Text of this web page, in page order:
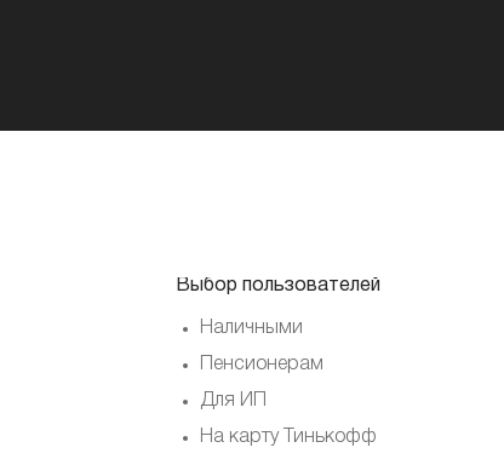
Выбор пользователей
Наличными
Пенсионерам
Для ИП
На карту Тинькофф